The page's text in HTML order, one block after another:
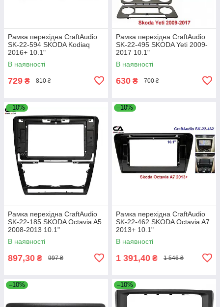
Рамка перехідна CraftAudio
SK-22-594 SKODA Kodiaq
2016+ 10.1"
В наявності
729 ₴ 810 ₴
Рамка перехідна CraftAudio
SK-22-495 SKODA Yeti 2009-
2017 10.1"
В наявності
630 ₴ 700 ₴
–10%
Рамка перехідна CraftAudio
SK-22-185 SKODA Octavia A5
2008-2013 10.1"
В наявності
897,30 ₴ 997 ₴
–10%
Рамка перехідна CraftAudio
SK-22-462 SKODA Octavia A7
2013+ 10.1"
В наявності
1 391,40 ₴ 1 546 ₴
–10% –10%